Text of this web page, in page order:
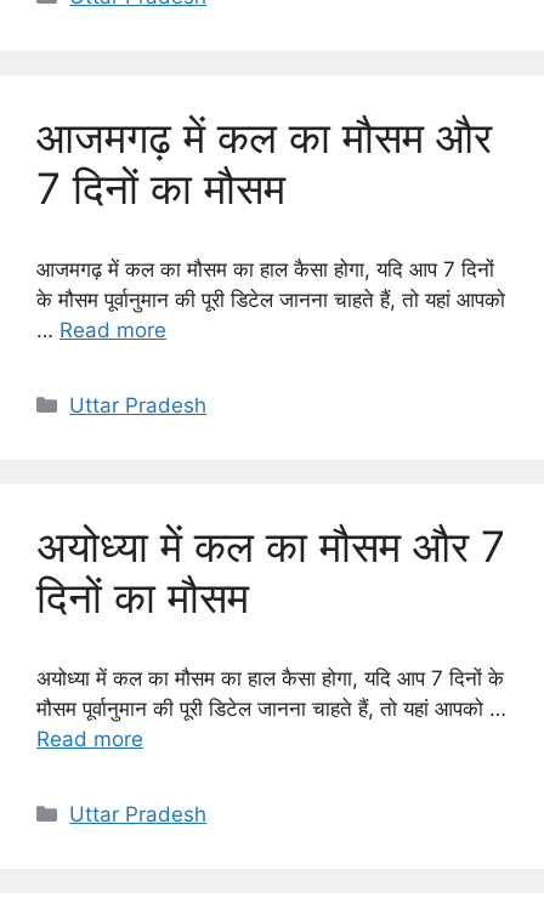
आजमगढ़ में कल का मौसम और
7 दिनों का मौसम
आजमगढ़ में कल का मौसम का हाल कैसा होगा, यदि आप 7 दिनों
के मौसम पूर्वानुमान की पूरी डिटेल जानना चाहते हैं, तो यहां आपको
… Read more
Categories
Uttar Pradesh
अयोध्या में कल का मौसम और 7
दिनों का मौसम
अयोध्या में कल का मौसम का हाल कैसा होगा, यदि आप 7 दिनों के
मौसम पूर्वानुमान की पूरी डिटेल जानना चाहते हैं, तो यहां आपको …
Read more
Categories
Uttar Pradesh